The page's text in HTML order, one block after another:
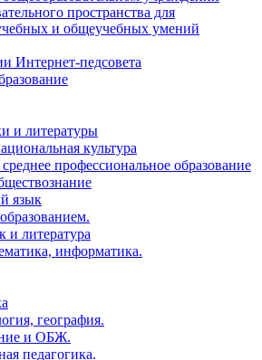
пространства для
и общеучебных умений
Интернет-педсовета
и литературы
культура
профессиональное образование
язык
литература
информатика.
география.
и ОБЖ.
педагогика.